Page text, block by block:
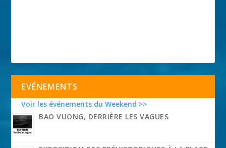
EVÉNEMENTS
Voir les événements du Weekend >>
BAO VUONG, DERRIÈRE LES VAGUES